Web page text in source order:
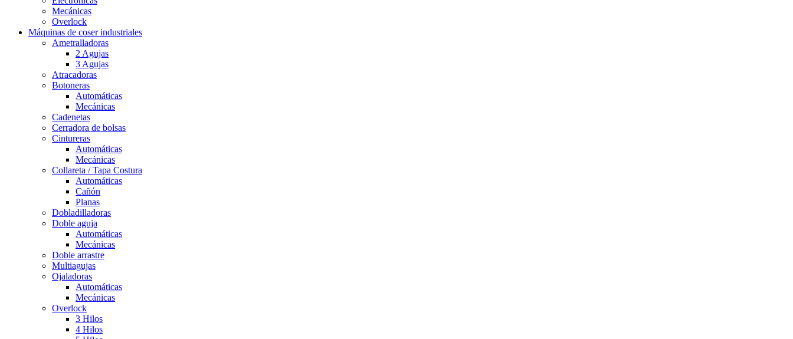
Mecánicas
Overlock
Máquinas de coser industriales
Ametralladoras
2 Agujas
3 Agujas
Atracadoras
Botoneras
Automáticas
Mecánicas
Cadenetas
Cerradora de bolsas
Cintureras
Automáticas
Mecánicas
Collareta / Tapa Costura
Automáticas
Cañón
Planas
Dobladilladoras
Doble aguja
Automáticas
Mecánicas
Doble arrastre
Multiagujas
Ojaladoras
Automáticas
Mecánicas
Overlock
3 Hilos
4 Hilos